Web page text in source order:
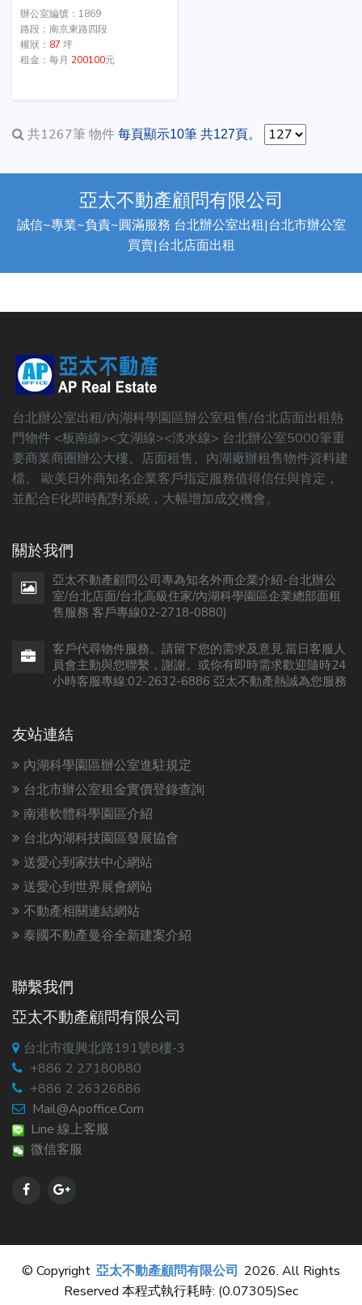
辦公室編號：1869
路段：南京東路四段
權狀： 87 坪
租金：每月 200100元
共1267筆 物件 每頁顯示10筆 共127頁。
亞太不動產顧問有限公司
誠信~專業~負責~圓滿服務 台北辦公室出租|台北市辦公室
買賣|台北店面出租
台北辦公室出租/內湖科學園區辦公室租售/台北店面出租熱
門物件 <板南線><文湖線><淡水線> 台北辦公室5000筆重
要商業商圈辦公大樓、店面租售、內湖廠辦租售物件資料建
檔。 歐美日外商知名企業客戶指定服務值得信任與肯定，
並配合E化即時配對系統，大幅增加成交機會。
關於我們
亞太不動產顧問公司專為知名外商企業介紹-台北辦公
室/台北店面/台北高級住家/內湖科學園區企業總部面租
售服務 客戶專線02-2718-0880)
客戶代尋物件服務。請留下您的需求及意見.當日客服人
員會主動與您聯繫，謝謝。或你有即時需求歡迎隨時24
小時客服專線:02-2632-6886 亞太不動產熱誠為您服務
友站連結
內湖科學園區辦公室進駐規定
台北市辦公室租金實價登錄查詢
南港軟體科學園區介紹
台北內湖科技園區發展協會
送愛心到家扶中心網站
送愛心到世界展會網站
不動產相關連結網站
泰國不動產曼谷全新建案介紹
聯繫我們
亞太不動產顧問有限公司
台北市復興北路191號8樓-3
+886 2 27180880
+886 2 26326886
Mail@apoffice.com
Line 線上客服
微信客服
© Copyright 亞太不動產顧問有限公司 2026. All Rights
Reserved 本程式執行耗時: (0.07305)sec